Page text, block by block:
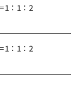
1：1：2
1：1：2